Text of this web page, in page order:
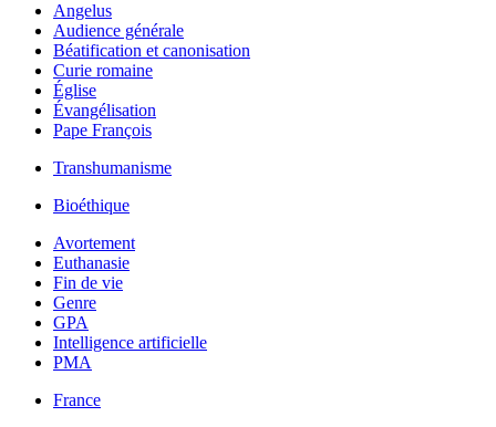
Angelus
Audience générale
Béatification et canonisation
Curie romaine
Église
Évangélisation
Pape François
Transhumanisme
Bioéthique
Avortement
Euthanasie
Fin de vie
Genre
GPA
Intelligence artificielle
PMA
France